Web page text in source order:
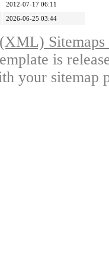
2012-07-17 06:11
2026-06-25 03:44
is
your sitemap